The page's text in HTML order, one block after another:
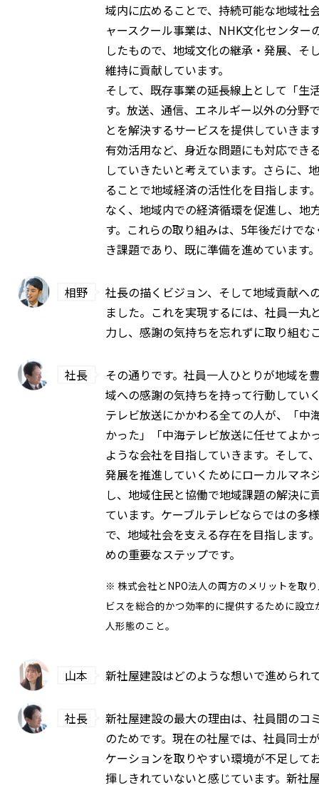
域内に広めることで、持続可能な地域社
ャースクール事業は、NHK文化センター
したもので、地域文化の継承・発展、そ
維持に貢献しています。
そして、既存事業の延長線上として「生
す。放送、通信、エネルギー以外の分野
とを解決するサービスを提供していきま
有効活用など、身近な問題にも対応でき
していきたいと考えています。さらに、
ることで地域経済の活性化を目指します
なく、地域内での経済循環を促進し、地
す。これらの取り組みは、5年後だけで
き課題であり、既に準備を進めています。
相野
社長の描くビジョン、そして地域貢献へ
ました。これを実現するには、社員一丸
力し、感謝の気持ちを忘れずに取り組む
社長
その通りです。社員一人ひとりが地域を
域への感謝の気持ちを持って行動してい
テレビ放送にかかわる全ての人が、「中
かった」「中海テレビ放送に任せてよか
ような会社を目指していきます。そして
発展を推進していくためにローカルマ
し、地域住民と協働で地域課題の解決に
ています。ケーブルテレビならではの多
で、地域社会を支える存在を目指します
めの重要なステップです。
※ 株式会社とNPO法人の両方のメリットを取
ビスを総合的かつ効率的に提供するために設
人形態のこと。
山本 新社屋建設はどのような想いで進められ
社長
新社屋建設の最大の理由は、社員間のコ
のためです。現在の社屋では、社員同士
ケーションを取りやすい環境が不足して
揮しきれていないと感じています。新社